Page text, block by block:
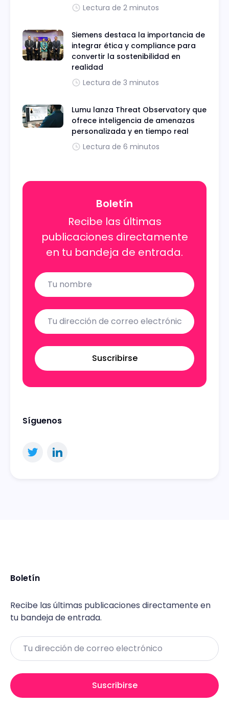
Lectura de 2 minutos
Siemens destaca la importancia de
integrar ética y compliance para
convertir la sostenibilidad en
realidad
Lectura de 3 minutos
Lumu lanza Threat Observatory que
ofrece inteligencia de amenazas
personalizada y en tiempo real
Lectura de 6 minutos
Boletín
Recibe las últimas
publicaciones directamente
en tu bandeja de entrada.
Name
Email
Suscribirse
Síguenos
Boletín
Recibe las últimas publicaciones directamente en
tu bandeja de entrada.
Email
Suscribirse